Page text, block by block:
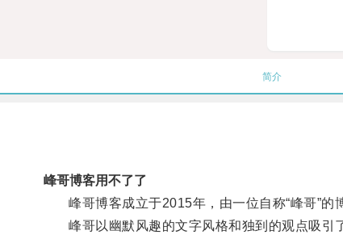
简介
峰哥博客用不了了
峰哥博客成立于2015年，由一位自称“峰哥”的
峰哥以幽默风趣的文字风格和独到的观点吸引